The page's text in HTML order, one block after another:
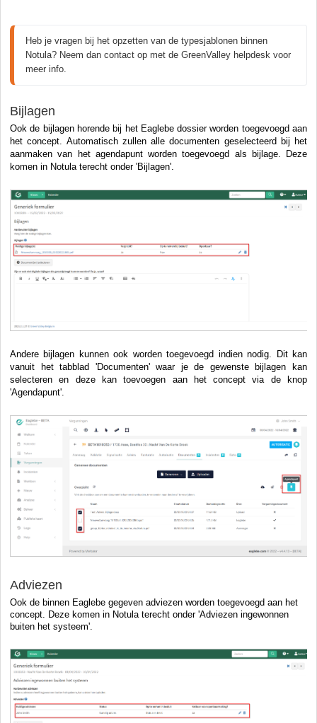
Heb je vragen bij het opzetten van de typesjablonen binnen
Notula? Neem dan contact op met de GreenValley helpdesk voor
meer info.
Bijlagen
Ook de bijlagen horende bij het Eaglebe dossier worden toegevoegd aan
het concept. Automatisch zullen alle documenten geselecteerd bij het
aanmaken van het agendapunt worden toegevoegd als bijlage. Deze
komen in Notula terecht onder 'Bijlagen'.
Andere bijlagen kunnen ook worden toegevoegd indien nodig. Dit kan
vanuit het tabblad 'Documenten' waar je de gewenste bijlagen kan
selecteren en deze kan toevoegen aan het concept via de knop
'Agendapunt'.
Adviezen
Ook de binnen Eaglebe gegeven adviezen worden toegevoegd aan het
concept. Deze komen in Notula terecht onder 'Adviezen ingewonnen
buiten het systeem'.